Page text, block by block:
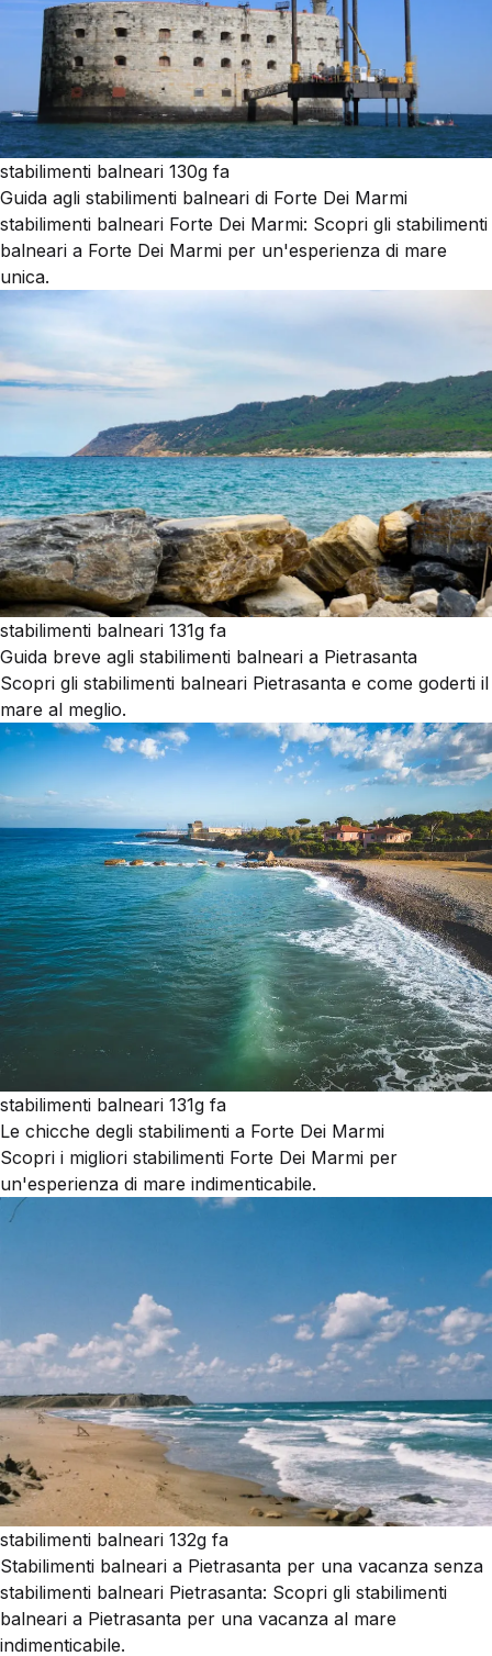
stabilimenti balneari 130g fa
Guida agli stabilimenti balneari di Forte Dei Marmi
stabilimenti balneari Forte Dei Marmi: Scopri gli stabilimenti
balneari a Forte Dei Marmi per un'esperienza di mare
unica.
stabilimenti balneari 131g fa
Guida breve agli stabilimenti balneari a Pietrasanta
Scopri gli stabilimenti balneari Pietrasanta e come goderti il
mare al meglio.
stabilimenti balneari 131g fa
Le chicche degli stabilimenti a Forte Dei Marmi
Scopri i migliori stabilimenti Forte Dei Marmi per
un'esperienza di mare indimenticabile.
stabilimenti balneari 132g fa
Stabilimenti balneari a Pietrasanta per una vacanza senza
stabilimenti balneari Pietrasanta: Scopri gli stabilimenti
balneari a Pietrasanta per una vacanza al mare
indimenticabile.